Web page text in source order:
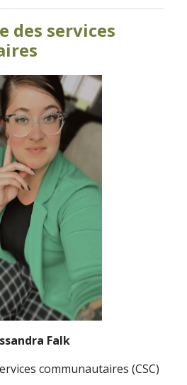
des services
Falk
communautaires (CSC)